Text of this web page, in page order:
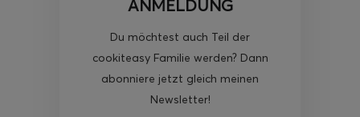
ANMELDUNG
Du möchtest auch Teil der
cookiteasy Familie werden? Dann
abonniere jetzt gleich meinen
Newsletter!